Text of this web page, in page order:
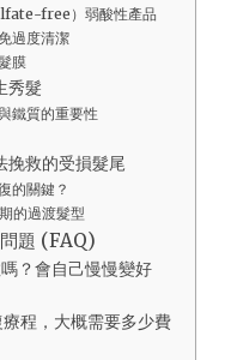
free）弱酸性產品
過度清潔
膜
秀髮
鐵質的重要性
挽救的受損髮尾
的關鍵？
的過渡髮型
題 (FAQ)
？會自己慢慢變好
程，大概需要多少費